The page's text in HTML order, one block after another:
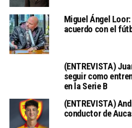
Miguel Ángel
acuerdo con el
(ENTREVISTA)
seguir como
en la Serie B
(ENTREVISTA)
conductor de